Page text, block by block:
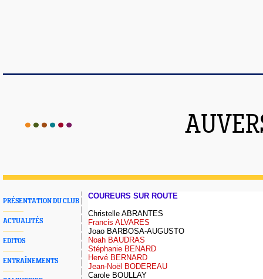
PRÉSENTATION DU CLUB
ACTUALITÉS
EDITOS
ENTRAÎNEMENTS
COUREURS SUR ROUTE
Christelle ABRANTES
Francis ALVARES
Joao BARBOSA-AUGUSTO
Noah BAUDRAS
Stéphanie BENARD
Hervé BERNARD
Jean-Noël BODEREAU
Carole BOULLAY